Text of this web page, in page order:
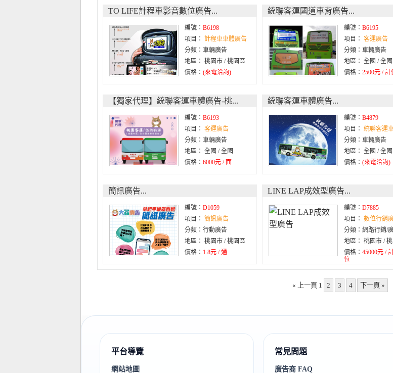
TO LIFE計程車影音數位廣告...
編號： B6198
項目： 計程車車體廣告
分類：車輛廣告
地區： 桃園市 / 桃園區
價格： (來電洽詢)
統聯客運國道車背廣告...
編號： B6195
項目： 客運廣告
分類：車輛廣告
地區： 全國 / 全國
價格： 2500元 /
【獨家代理】統聯客運車體廣告-桃...
編號： B6193
項目： 客運廣告
分類：車輛廣告
地區： 全國 / 全國
價格： 6000元 / 面
統聯客運車體廣告...
編號： B4879
項目： 統聯客運
分類：車輛廣告
地區： 全國 / 全國
價格： (來電洽詢)
簡訊廣告...
編號： D1059
項目： 簡訊廣告
分類：行動廣告
地區： 桃園市 / 桃園區
價格： 1.8元 / 通
LINE LAP成效型廣告...
編號： D7885
項目： 數位行銷
分類：網路行銷/
地區： 桃園市 /
價格： 45000元 /
位
« 上一頁 1 2 3 4 下一頁 »
平台導覽
網站地圖
常見問題
廣告商 FAQ